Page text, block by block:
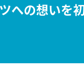
への想いを